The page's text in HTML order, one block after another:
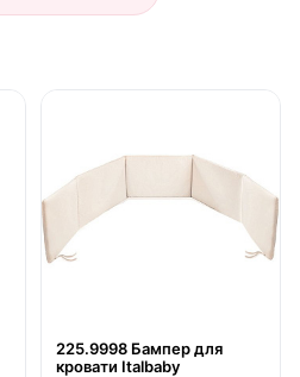
225.9998 Бампер для
кровати Italbaby